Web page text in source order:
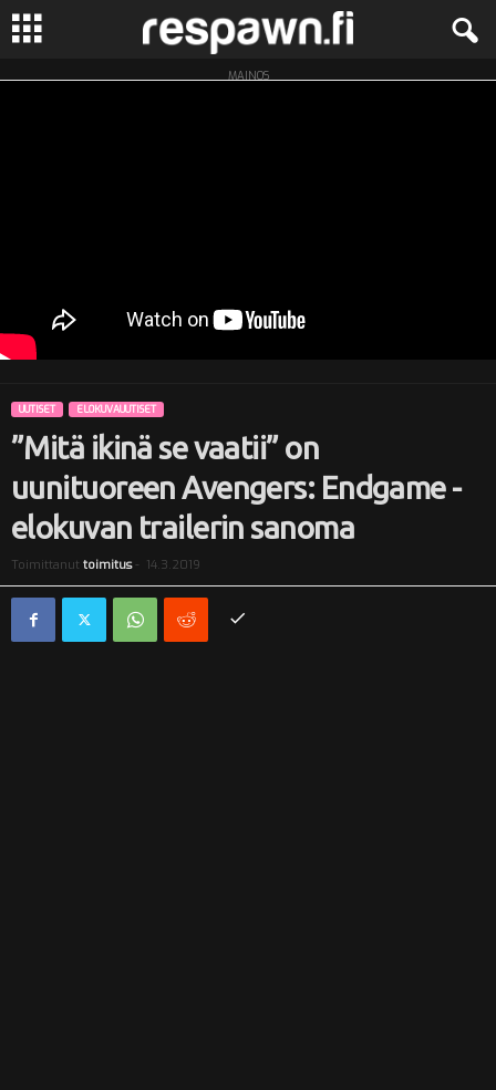
R
w
MAINOS
UUTISET ELOKUVAUUTISET
”Mitä ikinä se vaatii” on
uunituoreen Avengers: Endgame -
elokuvan trailerin sanoma
Toimittanut toimitus- 14.3.2019